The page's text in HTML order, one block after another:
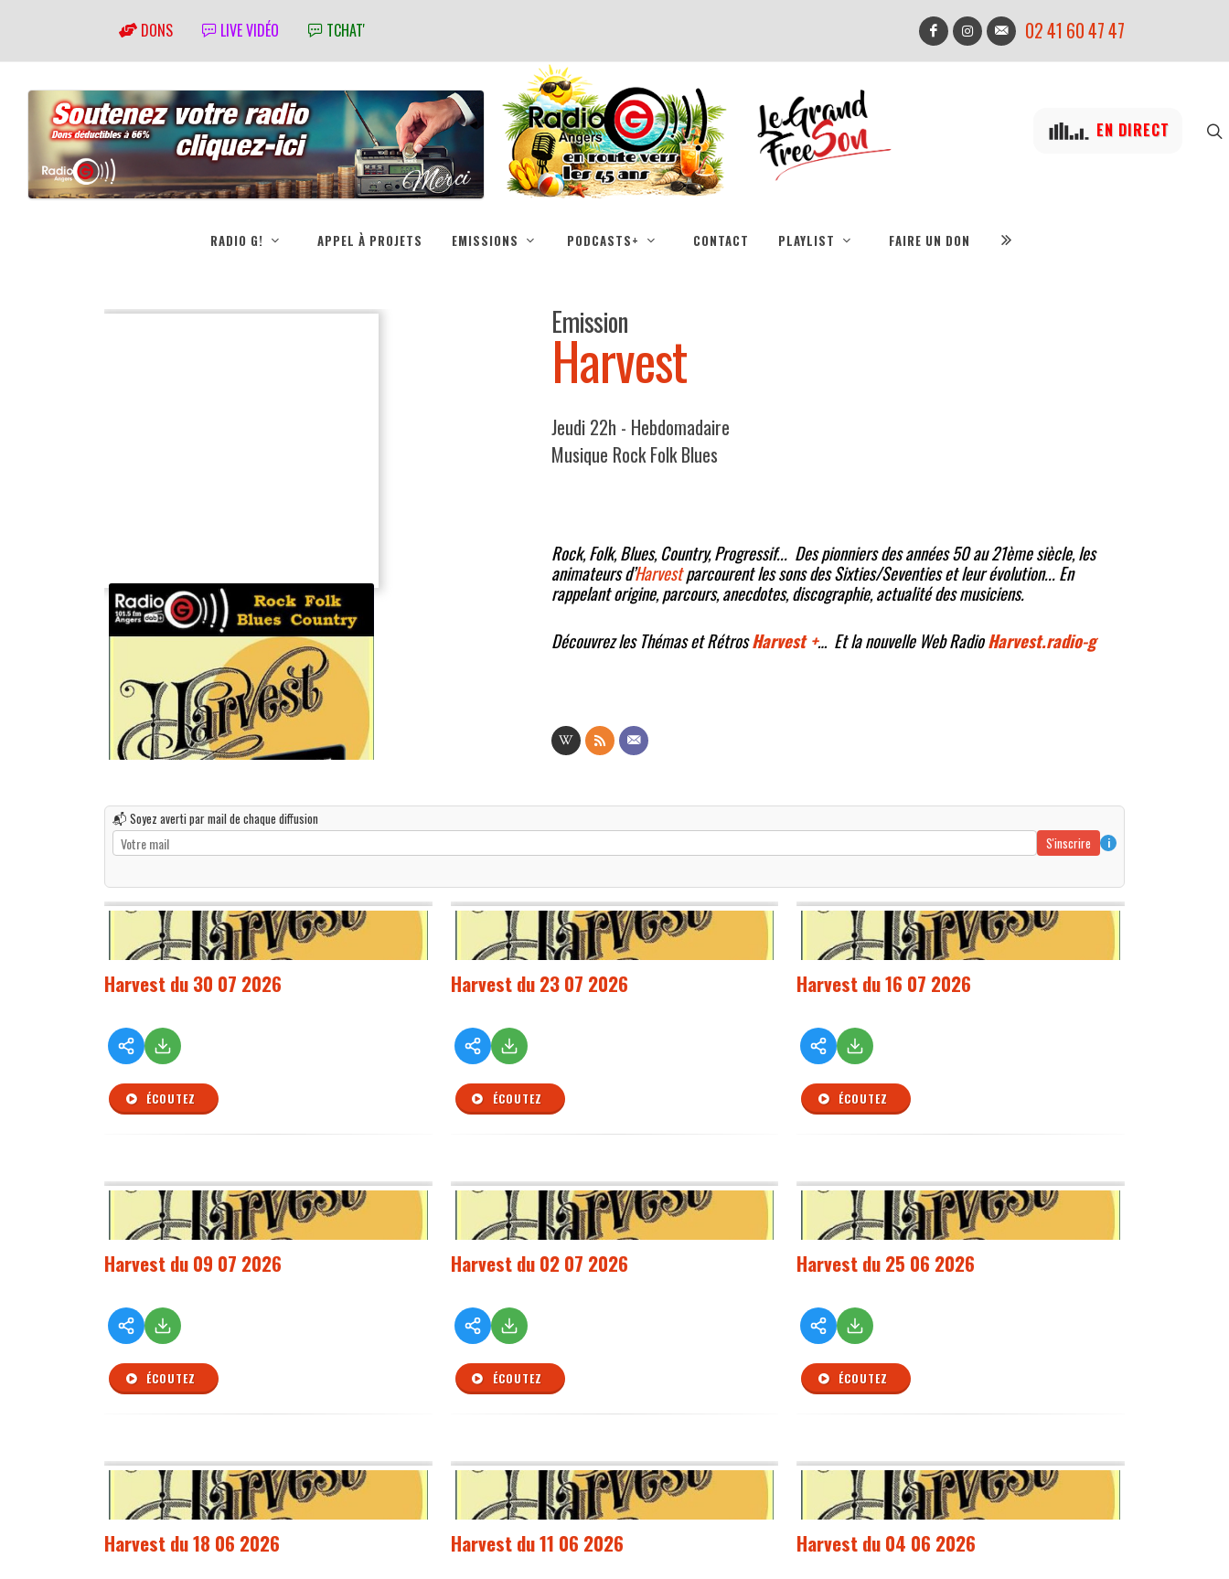
DONS LIVE VIDÉO TCHAT' 02 41 60 47 47
EN DIRECT
RADIO G! APPEL À PROJETS EMISSIONS PODCASTS+ CONTACT PLAYLIST FAIRE UN DON
Emission
Harvest
Jeudi 22h - Hebdomadaire
Musique Rock Folk Blues
Rock, Folk, Blues, Country, Progressif... Des pionniers des années 50 au 21ème siècle, les
animateurs d’Harvestparcourent les sons des Sixties/Seventies et leur évolution... En
rappelant origine, parcours, anecdotes, discographie, actualité des musiciens.
Découvrez les Thémas et RétrosHarvest +… Et la nouvelle Web RadioHarvest.radio-g
📬 Soyez averti par mail de chaque diffusion
S'inscrire
i
Harvest du 30 07 2026
ÉCOUTEZ
Harvest du 23 07 2026
ÉCOUTEZ
Harvest du 16 07 2026
ÉCOUTEZ
Harvest du 09 07 2026
ÉCOUTEZ
Harvest du 02 07 2026
ÉCOUTEZ
Harvest du 25 06 2026
ÉCOUTEZ
Harvest du 18 06 2026 Harvest du 11 06 2026 Harvest du 04 06 2026